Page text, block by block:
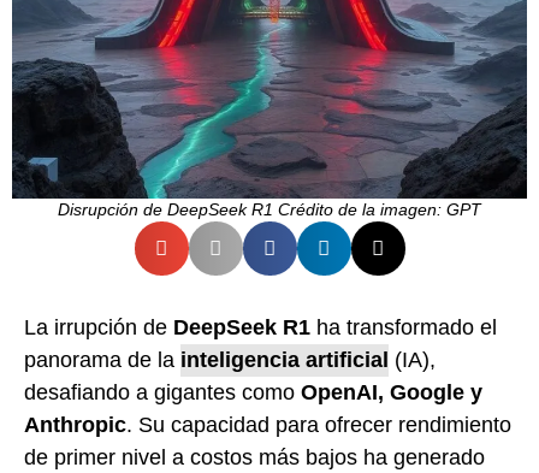
Disrupción de DeepSeek R1 Crédito de la imagen: GPT
La irrupción de DeepSeek R1 ha transformado el
panorama de la inteligencia artificial (IA),
desafiando a gigantes como OpenAI, Google y
Anthropic. Su capacidad para ofrecer rendimiento
de primer nivel a costos más bajos ha generado